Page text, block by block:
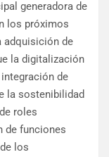
generadora de
los próximos
adquisición de
la digitalización
de
la sostenibilidad
roles
de funciones
los